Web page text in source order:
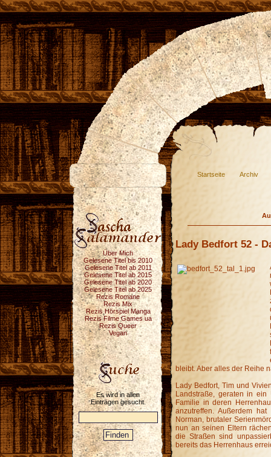
Startseite Archiv
Über Mich
Gelesene Titel bis 2010
Gelesene Titel ab 2011
Gelesene Titel ab 2015
Gelesene Titel ab 2020
Gelesene Titel ab 2025
Rezis Romane
Rezis Mix
Rezis Hörspiel Manga
Rezis Filme Games ua
Rezis Queer
Vegan
Es wird in allen
Einträgen gesucht.
Lady Bedfort 52 -
bleibt. Aber alles der Reihe
Lady Bedfort, Tim und
Landstraße, geraten in
Familie in deren
anzutreffen. Außerdem
Norman, brutaler
nun an seinen Eltern
die Straßen sind
bereits das Herrenhaus